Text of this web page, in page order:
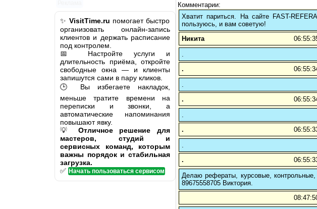
✨ VisitTime.ru помогает быстро
организовать онлайн-запись
клиентов и держать расписание
под контролем.
📅 Настройте услуги и
длительность приёма, откройте
свободные окна — и клиенты
запишутся сами в пару кликов.
🕒 Вы избегаете накладок,
меньше тратите времени на
переписки и звонки, а
автоматические напоминания
повышают явку.
💡 Отличное решение для
мастеров, студий и
сервисных команд, которым
важны порядок и стабильная
загрузка.
✅ Начать пользоваться сервисом
Комментарии:
Хватит париться. На сайте FAST-
пользуюсь, и вам советую!
Никита
.
.
.
.
.
.
.
.
Делаю рефераты, курсовые,
89675558705 Виктория.